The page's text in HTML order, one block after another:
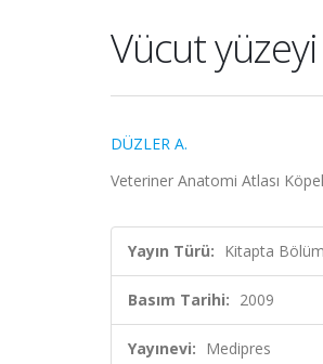
Vücut
DÜZLER A.
Veteriner Anatomi Atlası
Yayın Türü: Kitapta
Basım Tarihi: 2009
Yayınevi: Medipres